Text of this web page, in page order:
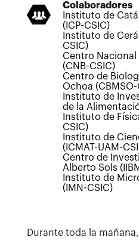
Colaboradores
Instituto de
(ICP-CSIC)
Instituto de
CSIC)
Centro
(CNB-CSIC)
Centro de
Ochoa (CBMSO-
Instituto de
de la
Instituto de
CSIC)
Instituto de
(ICMAT-UAM-
Centro de
Alberto Sols
Instituto de
(IMN-CSIC)
Durante toda la